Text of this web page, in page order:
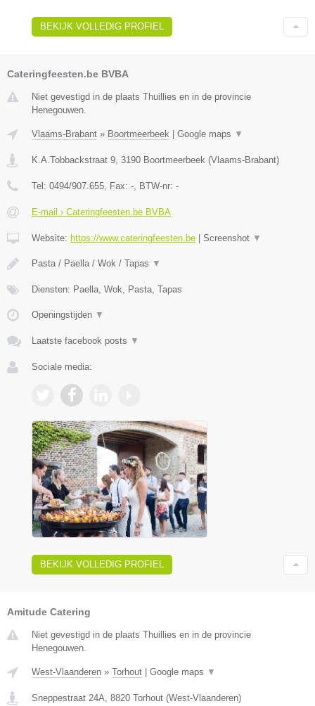
BEKIJK VOLLEDIG PROFIEL
Cateringfeesten.be BVBA
Niet gevestigd in de plaats Thuillies en in de provincie
Henegouwen.
Vlaams-Brabant » Boortmeerbeek Google maps ▼
K.A.Tobbackstraat 9 3190 Boortmeerbeek (Vlaams-Brabant)
Tel: 0494/907.655 , Fax: - , BTW-nr: -
E-mail › Cateringfeesten.be BVBA
Website: https://www.cateringfeesten.be Screenshot ▼
Pasta / Paella / Wok / Tapas ▼
Diensten: Paella, Wok, Pasta, Tapas
Openingstijden ▼
Laatste facebook posts ▼
Sociale media:
BEKIJK VOLLEDIG PROFIEL
Amitude Catering
Niet gevestigd in de plaats Thuillies en in de provincie
Henegouwen.
West-Vlaanderen » Torhout | Google maps ▼
Sneppestraat 24A 8820 Torhout (West-Vlaanderen)